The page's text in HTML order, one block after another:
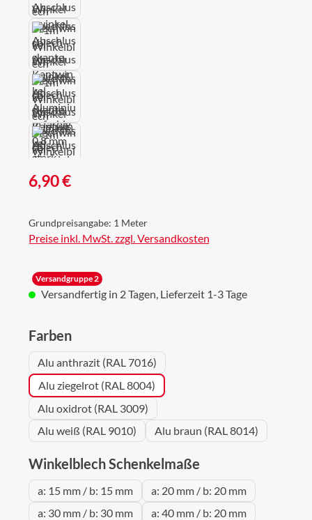
Regulärer Preis:
6,90 €
Grundpreisangabe: 1 Meter
Preise inkl. MwSt. zzgl. Versandkosten
Versandgruppe 2
Versandfertig in 2 Tagen, Lieferzeit 1-3 Tage
Farbenauswählen
Alu anthrazit (RAL 7016)
Alu ziegelrot (RAL 8004)
Alu oxidrot (RAL 3009)
Alu weiß (RAL 9010)
Alu braun (RAL 8014)
Winkelblech Schenkelmaße
a: 15 mm / b: 15 mm
a: 20 mm / b: 20 mm
a: 30 mm / b: 30 mm
a: 40 mm / b: 20 mm